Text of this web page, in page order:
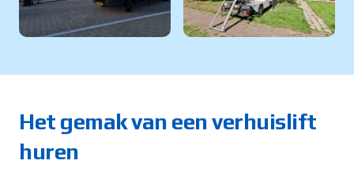
Het gemak van een verhuislift
huren